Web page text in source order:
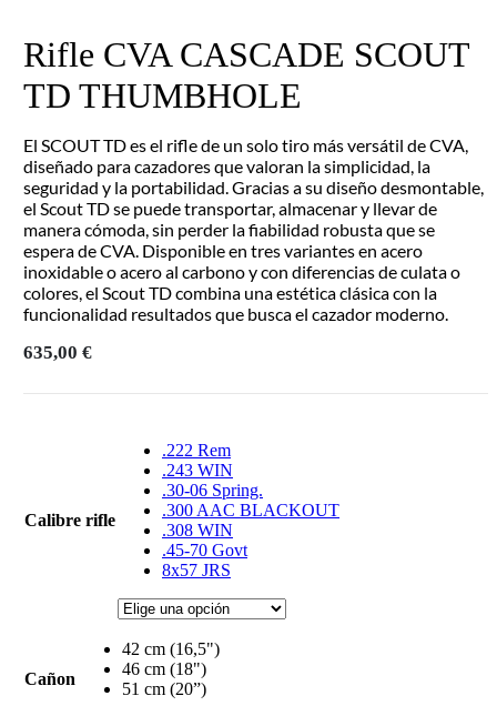
Rifle CVA CASCADE SCOUT
TD THUMBHOLE
El SCOUT TD es el rifle de un solo tiro más versátil de CVA,
diseñado para cazadores que valoran la simplicidad, la
seguridad y la portabilidad. Gracias a su diseño desmontable,
el Scout TD se puede transportar, almacenar y llevar de
manera cómoda, sin perder la fiabilidad robusta que se
espera de CVA. Disponible en tres variantes en acero
inoxidable o acero al carbono y con diferencias de culata o
colores, el Scout TD combina una estética clásica con la
funcionalidad resultados que busca el cazador moderno.
635,00 €
Calibre rifle
.222 Rem
.243 WIN
.30-06 Spring.
.300 AAC BLACKOUT
.308 WIN
.45-70 Govt
8x57 JRS
Cañon
42 cm (16,5")
46 cm (18")
51 cm (20”)